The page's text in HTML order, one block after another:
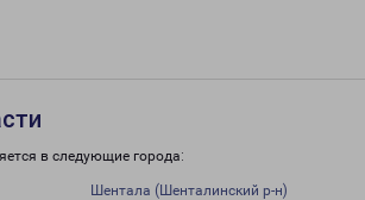
в следующие города:
Шентала (Шенталинский р-н)